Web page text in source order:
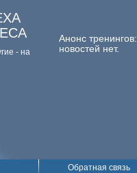
Анонс тренингов:
новостей нет.
- на
Обратная связь